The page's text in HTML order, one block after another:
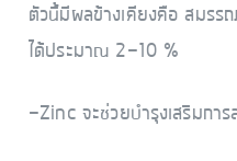
ตัวนี้มีผลข้างเคียงคือ สมรร
ได้ประมาณ 2-10 %
-Zinc จะช่วยบำรุงเสริมการ